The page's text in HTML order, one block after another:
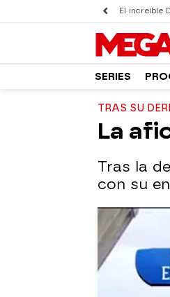
El increíble
SERIES
TRAS SU
La
Tras la
con su